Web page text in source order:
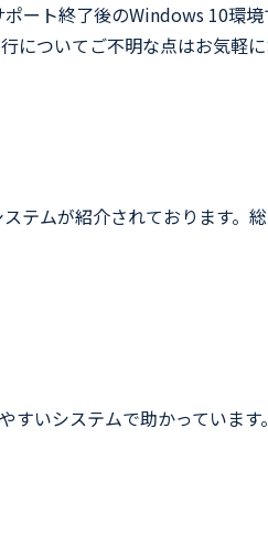
ート終了後のWindows 10環
ついてご不明な点はお気軽に
ムが紹介されております。
いシステムで助かっていま